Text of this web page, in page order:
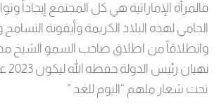
فالمرأة الإماراتية هي كل المجتمع إيجاداً
الحامي لهذه البلاد الكريمة وأيقونة
وانطلاقاً من اطلاق صاحب السمو الشيخ
تحت شعار ملهم “اليوم للغد ”